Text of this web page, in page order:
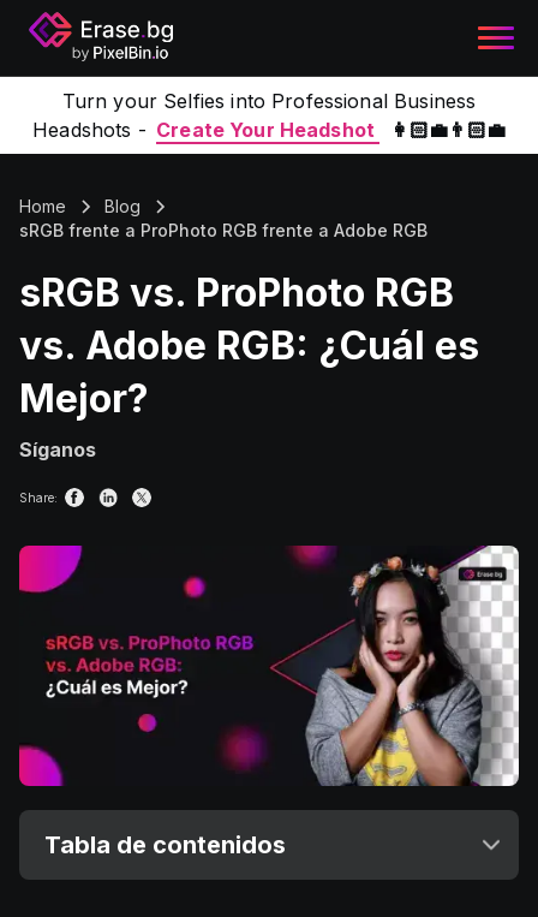
Turn your Selfies into Professional Business
Headshots - Create Your Headshot 👩🏻‍💼👨🏻‍💼
Home
Blog
sRGB frente a ProPhoto RGB frente a Adobe RGB
sRGB vs. ProPhoto RGB
vs. Adobe RGB: ¿Cuál es
Mejor?
Síganos
Share:
Tabla de contenidos